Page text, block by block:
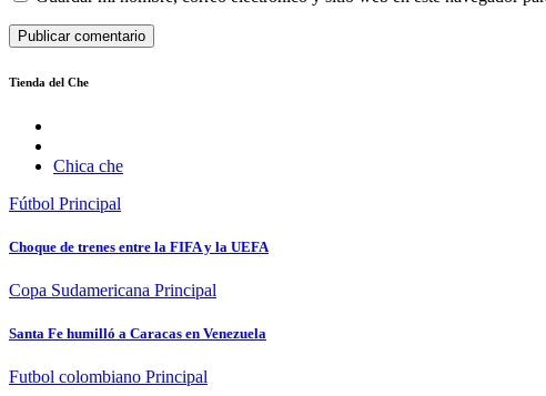
Tienda del Che
Chica che
Fútbol Principal
Choque de trenes entre la FIFA y la UEFA
Copa Sudamericana Principal
Santa Fe humilló a Caracas en Venezuela
Futbol colombiano Principal